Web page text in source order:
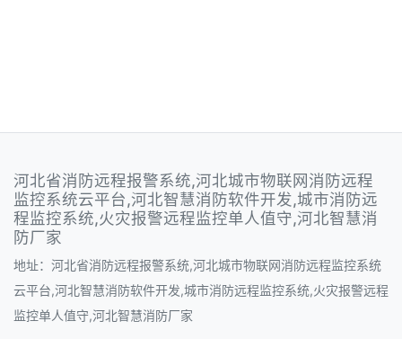
河北省消防远程报警系统,河北城市物联网消防远程
监控系统云平台,河北智慧消防软件开发,城市消防远
程监控系统,火灾报警远程监控单人值守,河北智慧消
防厂家
地址：河北省消防远程报警系统,河北城市物联网消防远程监控系统
云平台,河北智慧消防软件开发,城市消防远程监控系统,火灾报警远程
监控单人值守,河北智慧消防厂家